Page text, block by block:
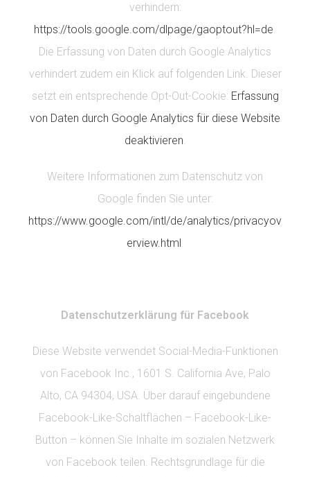
verhindern:
https://tools.google.com/dlpage/gaoptout?hl=de.
Die Erfassung von Daten durch Google Analytics
verhindert zudem ein Klick auf folgenden Link. Dieser
setzt ein entsprechende Opt-Out-Cookie: Erfassung
von Daten durch Google Analytics für diese Website
deaktivieren.
Weitere Informationen zum Datenschutz von
Google finden Sie unter:
https://www.google.com/intl/de/analytics/privacyov
erview.html.
Datenschutzerklärung für Facebook
Diese Website verwendet Social-Media-Funktionen
von Facebook Inc., 1601 S. California Ave, Palo
Alto, CA 94304, USA. Über darauf eingebundene
Facebook-Like-Schaltflächen – Facebook-Like-
Button – können Sie Inhalte im sozialen Netzwerk
von Facebook teilen. Rechtsgrundlage für die